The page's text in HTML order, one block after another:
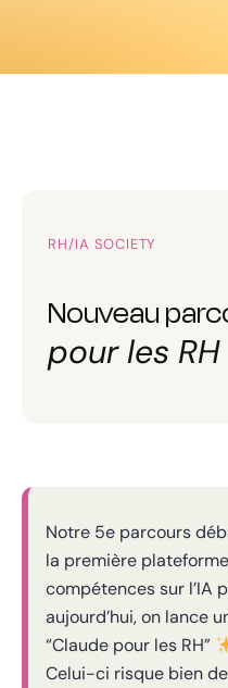
RH/IA SOCIETY
Nouveau
pour les RH
Notre 5e parcours
la première
compétences sur l’IA
aujourd’hui, on lance
“Claude pour les RH”
Celui-ci risque bien